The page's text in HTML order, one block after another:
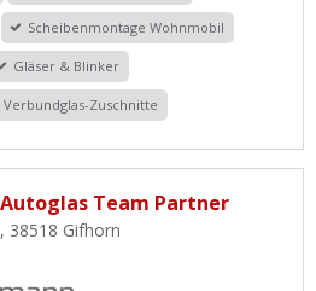
Scheibenmontage Wohnmobil
Gläser & Blinker
Verbundglas-Zuschnitte
Team Partner
38518 Gifhorn